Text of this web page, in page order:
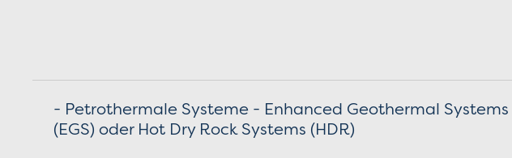
- Petrothermale Systeme - Enhanced Geothermal Systems
(EGS) oder Hot Dry Rock Systems (HDR)